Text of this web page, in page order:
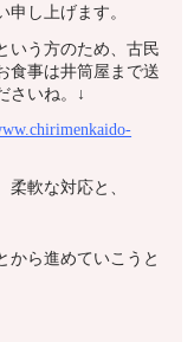
し上げます。
いう方のため、古民
食事は井筒屋まで送
さいね。↓
柔軟な対応と、
から進めていこうと